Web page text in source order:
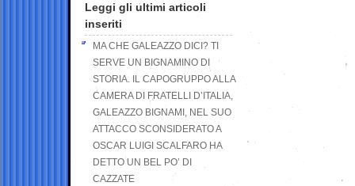
Leggi gli ultimi articoli
inseriti
MA CHE GALEAZZO DICI? TI
SERVE UN BIGNAMINO DI
STORIA. IL CAPOGRUPPO ALLA
CAMERA DI FRATELLI D’ITALIA,
GALEAZZO BIGNAMI, NEL SUO
ATTACCO SCONSIDERATO A
OSCAR LUIGI SCALFARO HA
DETTO UN BEL PO’ DI
CAZZATE